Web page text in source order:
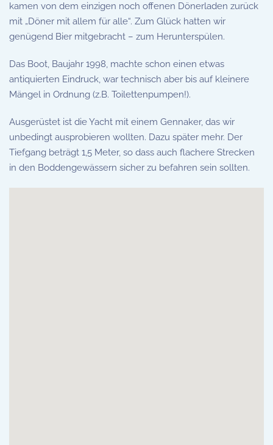
kamen von dem einzigen noch offenen Dönerladen zurück
mit „Döner mit allem für alle“. Zum Glück hatten wir
genügend Bier mitgebracht – zum Herunterspülen.
Das Boot, Baujahr 1998, machte schon einen etwas
antiquierten Eindruck, war technisch aber bis auf kleinere
Mängel in Ordnung (z.B. Toilettenpumpen!).
Ausgerüstet ist die Yacht mit einem Gennaker, das wir
unbedingt ausprobieren wollten. Dazu später mehr. Der
Tiefgang beträgt 1,5 Meter, so dass auch flachere Strecken
in den Boddengewässern sicher zu befahren sein sollten.